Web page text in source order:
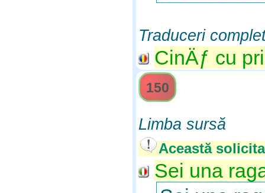
Traduceri
CinÄƒ cu
150
Limba sursă
Această
Sei una